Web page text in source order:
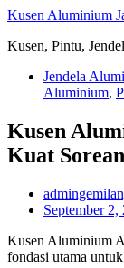
Skip
content
Kusen Aluminium
Kusen, Pintu,
Jendela
Aluminium,
Kusen
Kuat
September 2,
Kusen Aluminium
fondasi utama